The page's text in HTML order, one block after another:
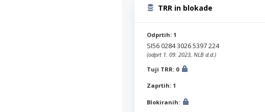
TRR in blokade
Odprtih: 1
SI56 0284 3026 5397 224
(odprt 1. 09. 2023, NLB d.d.)
Tuji TRR: 0
Zaprtih: 1
Blokiranih: